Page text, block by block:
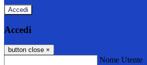
Accedi
Accedi
button close ×
Nome Utente